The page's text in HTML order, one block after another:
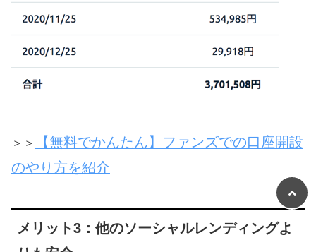
＞＞
【無料でかんたん】ファンズでの口座開設
のやり方を紹介
メリット3：他のソーシャルレンディングよ